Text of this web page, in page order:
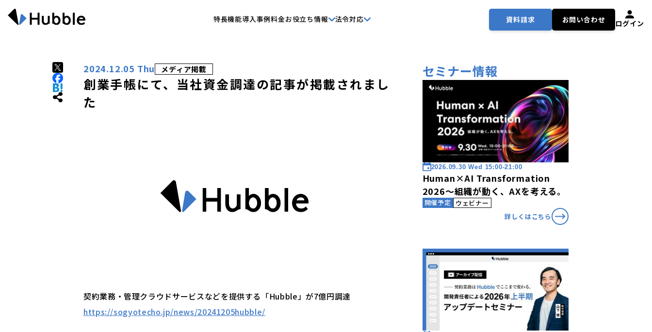
特長機能導入事例料金お役立ち情報 法令対応 資料請求 お問い合わせ ログイン
2024.12.05 Thu メディア掲載
創業手帳にて、当社資金調達の記事が掲載されまし
た
契約業務・管理クラウドサービスなどを提供する「Hubble」が7億円調達
https://sogyotecho.jp/news/20241205hubble/
セミナー情報
2026.09.30 Wed 15:00-21:00
Human×AI Transformation
2026〜組織が動く、AXを考える。
開催予定
ウェビナー
詳しくはこちら